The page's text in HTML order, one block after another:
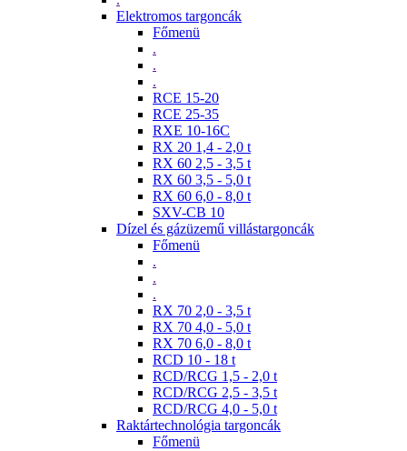
Elektromos targoncák
Főmenü
.
.
.
RCE 15-20
RCE 25-35
RXE 10-16C
RX 20 1,4 - 2,0 t
RX 60 2,5 - 3,5 t
RX 60 3,5 - 5,0 t
RX 60 6,0 - 8,0 t
SXV-CB 10
Dízel és gázüzemű villástargoncák
Főmenü
.
.
.
RX 70 2,0 - 3,5 t
RX 70 4,0 - 5,0 t
RX 70 6,0 - 8,0 t
RCD 10 - 18 t
RCD/RCG 1,5 - 2,0 t
RCD/RCG 2,5 - 3,5 t
RCD/RCG 4,0 - 5,0 t
Raktártechnológia targoncák
Főmenü